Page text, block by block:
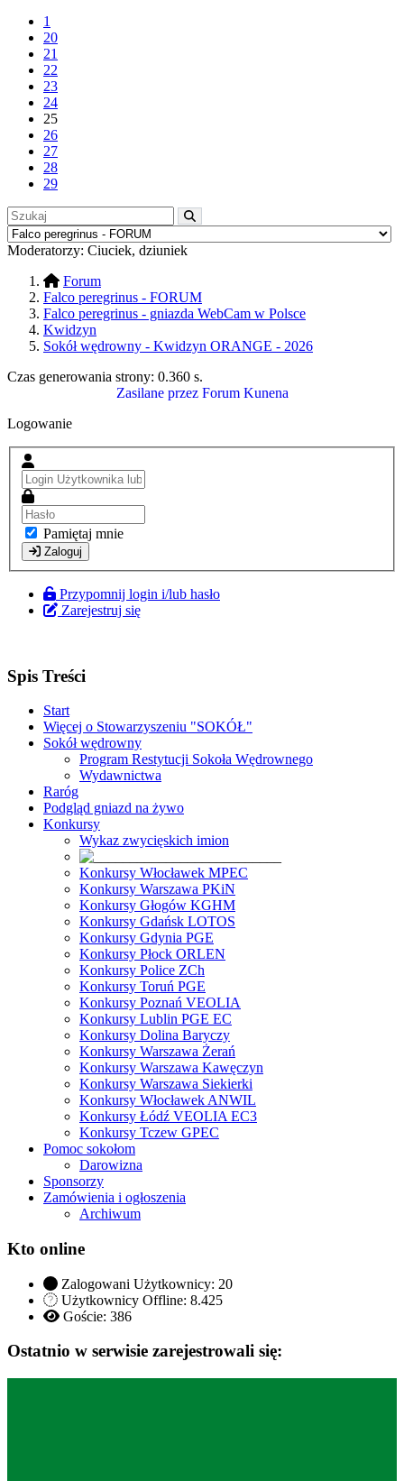
1
20
21
22
23
24
25
26
27
28
29
Moderatorzy: Ciuciek, dziuniek
Forum
Falco peregrinus - FORUM
Falco peregrinus - gniazda WebCam w Polsce
Kwidzyn
Sokół wędrowny - Kwidzyn ORANGE - 2026
Czas generowania strony: 0.360 s.
Zasilane przez Forum Kunena
Logowanie
Pamiętaj mnie
Zaloguj
Przypomnij login i/lub hasło
Zarejestruj się
Spis Treści
Start
Więcej o Stowarzyszeniu "SOKÓŁ"
Sokół wędrowny
Program Restytucji Sokoła Wędrownego
Wydawnictwa
Raróg
Podgląd gniazd na żywo
Konkursy
Wykaz zwycięskich imion
Konkursy Włocławek MPEC
Konkursy Warszawa PKiN
Konkursy Głogów KGHM
Konkursy Gdańsk LOTOS
Konkursy Gdynia PGE
Konkursy Płock ORLEN
Konkursy Police ZCh
Konkursy Toruń PGE
Konkursy Poznań VEOLIA
Konkursy Lublin PGE EC
Konkursy Dolina Baryczy
Konkursy Warszawa Żerań
Konkursy Warszawa Kawęczyn
Konkursy Warszawa Siekierki
Konkursy Włocławek ANWIL
Konkursy Łódź VEOLIA EC3
Konkursy Tczew GPEC
Pomoc sokołom
Darowizna
Sponsorzy
Zamówienia i ogłoszenia
Archiwum
Kto online
Zalogowani Użytkownicy: 20
Użytkownicy Offline: 8.425
Goście: 386
Ostatnio w serwisie zarejestrowali się: